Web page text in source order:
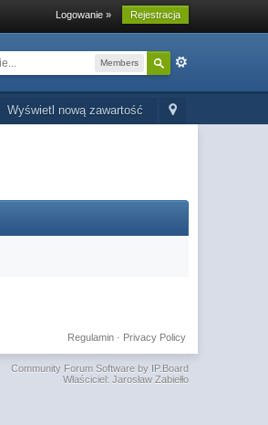
Logowanie » Rejestracja
Members
Wyświetl nową zawartość
Privacy Policy
Regulamin·
Community Forum Software by IP.Board
Właściciel: Jarosław Zabiełło